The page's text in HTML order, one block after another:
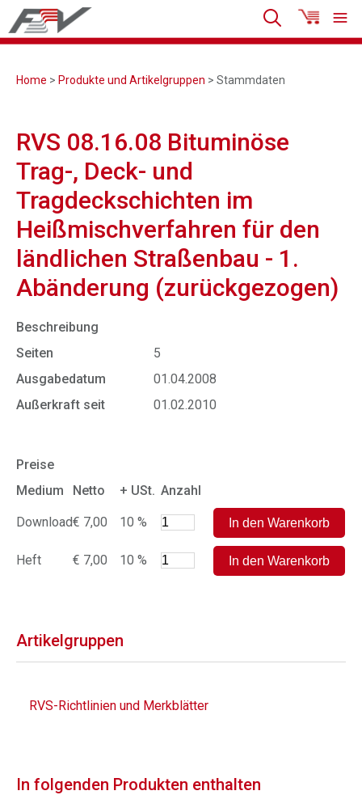
Home > Produkte und Artikelgruppen > Stammdaten
RVS 08.16.08 Bituminöse
Trag-, Deck- und
Tragdeckschichten im
Heißmischverfahren für den
ländlichen Straßenbau - 1.
Abänderung (zurückgezogen)
Beschreibung
Seiten
5
Ausgabedatum
01.04.2008
Außerkraft seit
01.02.2010
Preise
Medium
Netto + USt. Anzahl
Download€ 7,00 10 %
Heft € 7,00 10 %
Artikelgruppen
RVS-Richtlinien und Merkblätter
In folgenden Produkten enthalten